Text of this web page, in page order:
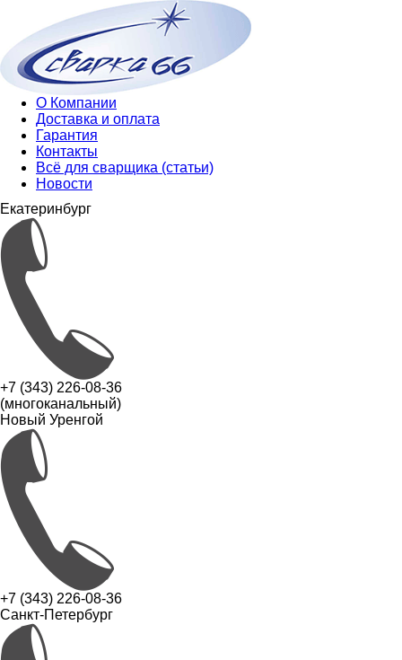
О Компании
Доставка и оплата
Гарантия
Контакты
Всё для сварщика (статьи)
Новости
Екатеринбург
+7 (343) 226-08-36
(многоканальный)
Новый Уренгой
+7 (343) 226-08-36
Санкт-Петербург